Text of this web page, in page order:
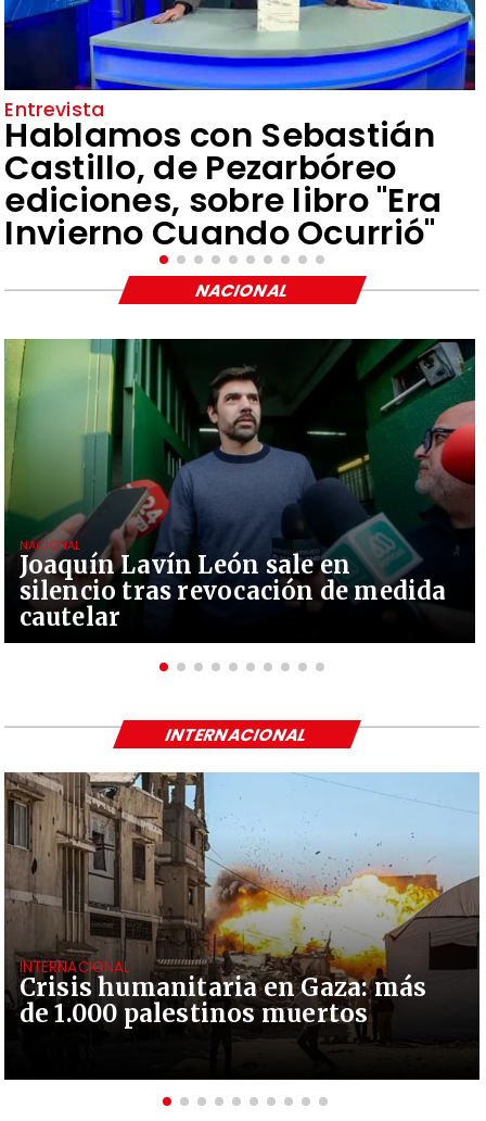
Entrevista
Hablamos con Sebastián
Castillo, de Pezarbóreo
ediciones, sobre libro "Era
Invierno Cuando Ocurrió"
Joaquín Lavín León sale en
silencio tras revocación de medida
cautelar
NACIONAL
NACIONAL
Crisis humanitaria en Gaza: más
de 1.000 palestinos muertos
INTERNACIONAL
INTERNACIONAL